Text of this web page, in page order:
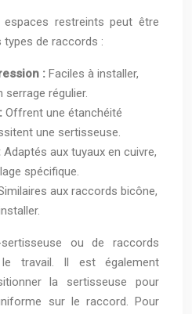
restreints peut être
types de raccords :
: Faciles à installer,
régulier.
Offrent une étanchéité
une sertisseuse.
Adaptés aux tuyaux en cuivre,
spécifique.
aux raccords bicône,
sertisseuse ou de raccords
travail. Il est également
la sertisseuse pour
sur le raccord. Pour